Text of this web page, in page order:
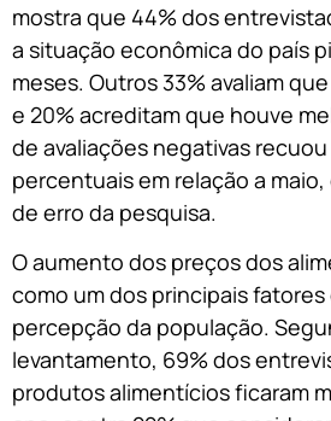
mostra que 44% dos
a situação econômica do país
meses. Outros 33% avaliam
e 20% acreditam que houve
de avaliações negativas
percentuais em relação a
de erro da pesquisa.
O aumento dos preços dos
como um dos principais
percepção da população.
levantamento, 69% dos
produtos alimentícios ficaram